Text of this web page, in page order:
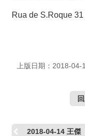
Rua de S.Roque
上版日期：2018-04-
2018-04-14 王傑